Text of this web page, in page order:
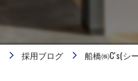
採用ブログ 船橋㈱C's(シ